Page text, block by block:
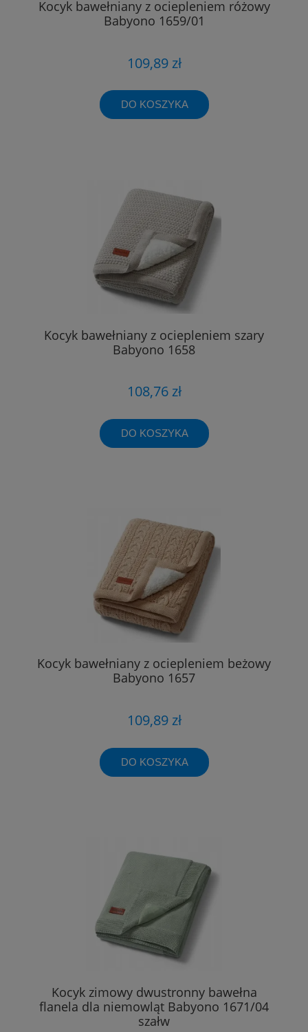
Kocyk bawełniany z ociepleniem różowy
Babyono 1659/01
109,89 zł
DO KOSZYKA
Kocyk bawełniany z ociepleniem szary
Babyono 1658
108,76 zł
DO KOSZYKA
Kocyk bawełniany z ociepleniem beżowy
Babyono 1657
109,89 zł
DO KOSZYKA
Kocyk zimowy dwustronny bawełna
flanela dla niemowląt Babyono 1671/04
szałw